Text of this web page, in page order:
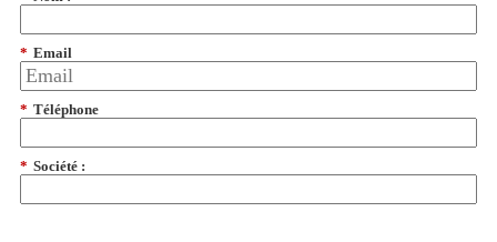
* Email
* Téléphone
* Société :